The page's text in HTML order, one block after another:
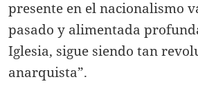
presente en el nacionalismo
pasado y alimentada
Iglesia, sigue siendo tan
anarquista”.